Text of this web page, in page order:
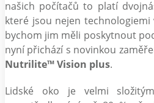
našich počítačů to platí
které jsou nejen
bychom jim měli poskytnout
nyní přichází s novinkou
Nutrilite™ Vision plus.
Lidské oko je velmi